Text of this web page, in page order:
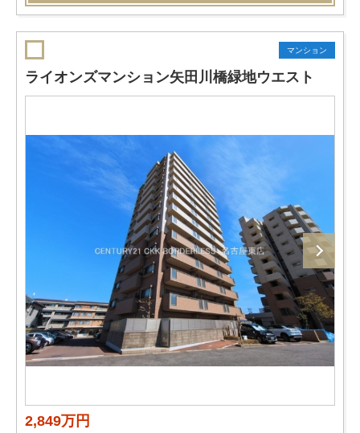
マンション
ライオンズマンション矢田川橋緑地ウエスト
2,849万円